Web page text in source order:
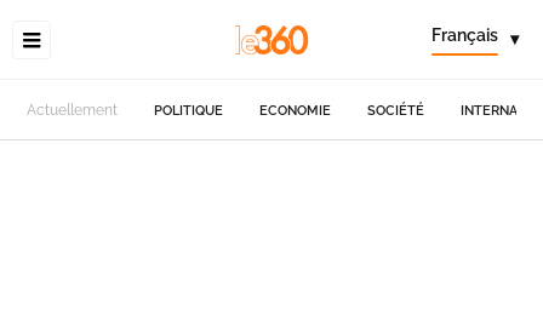
Français ▾
Actuellement POLITIQUE ECONOMIE SOCIÉTÉ